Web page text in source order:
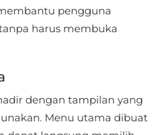
pengguna
harus membuka
dengan tampilan yang
Menu utama dibuat